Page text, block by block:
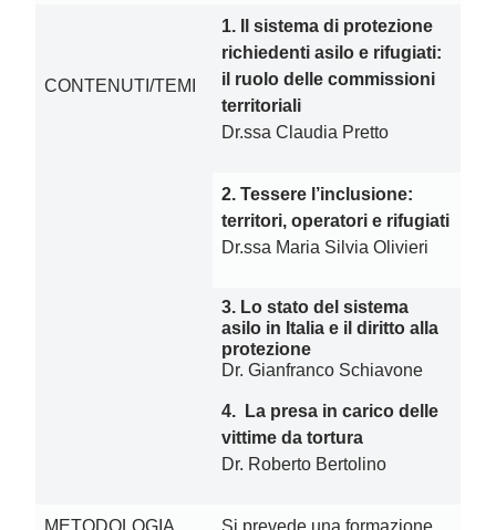
CONTENUTI/TEMI
1. Il sistema di protezione
richiedenti asilo e rifugiati:
il ruolo delle commissioni
territoriali
Dr.ssa Claudia Pretto
2. Tessere l’inclusione:
territori, operatori e rifugiati
Dr.ssa Maria Silvia Olivieri
3. Lo stato del sistema
asilo in Italia e il diritto alla
protezione
Dr. Gianfranco Schiavone
4. La presa in carico delle
vittime da tortura
Dr. Roberto Bertolino
METODOLOGIA
Si prevede una formazione